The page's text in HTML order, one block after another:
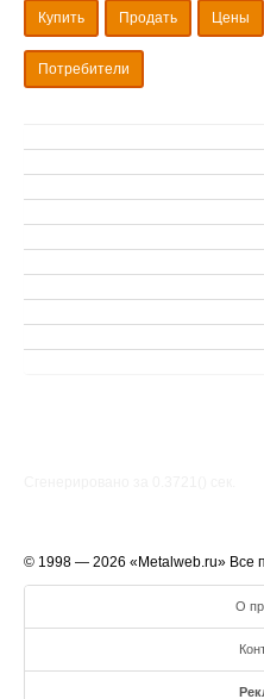
Купить Продать Цены
Потребители
© 1998 — 2026 «Metalweb.ru» Все
О